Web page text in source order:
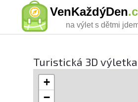
VenKaždýDen
na výlet s dětmi
Turistická 3D
+
−